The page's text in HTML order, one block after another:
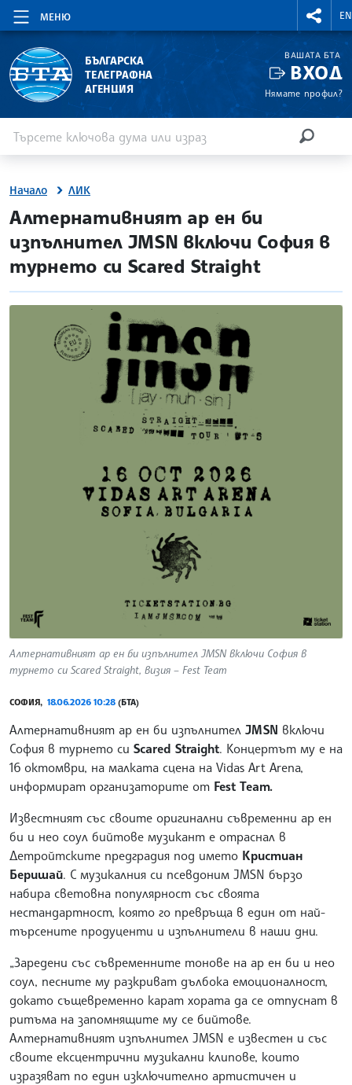
МЕНЮ EN
БЪЛГАРСКА
ТЕЛЕГРАФНА
АГЕНЦИЯ
ВАШАТА БТА
ВХОД
Нямате профил?
Начало ЛИК
site.bta
Алтернативният ар ен би
изпълнител JMSN включи София в
турнето си Scared Straight
Алтернативният ар ен би изпълнител JMSN включи София в
турнето си Scared Straight, визия – Fest Team
СОФИЯ, 18.06.2026 10:28 (БТА)
Алтернативният ар ен би изпълнител JMSN включи
София в турнето си Scared Straight. Концертът му е на
16 октомври, на малката сцена на Vidas Art Arena,
информират организаторите от Fest Team.
Известният със своите оригинални съвременни ар ен
би и нео соул бийтове музикант е отраснал в
Детройтските предградия под името Кристиан
Беришай. С музикалния си псевдоним JMSN бързо
набира световна популярност със своята
нестандартност, която го превръща в един от най-
търсените продуценти и изпълнители в наши дни.
„Заредени със съвременните тонове на ар ен би и нео
соул, песните му разкриват дълбока емоционалност,
докато същевременно карат хората да се отпуснат в
ритъма на запомнящите му се бийтове.
Алтернативният изпълнител JMSN е известен и със
своите екcцентрични музикални клипове, които
изразяват по един изключително артистичен и